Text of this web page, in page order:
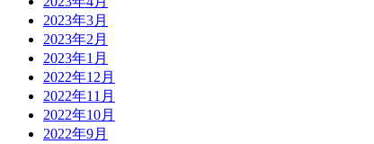
2023年3月
2023年2月
2023年1月
2022年12月
2022年11月
2022年10月
2022年9月